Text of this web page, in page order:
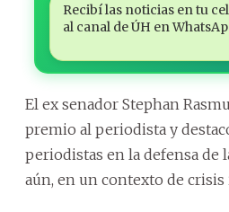
Recibí las noticias en tu
al canal de ÚH en
El ex senador Stephan
premio al periodista y
periodistas en la defensa de
aún, en un contexto de